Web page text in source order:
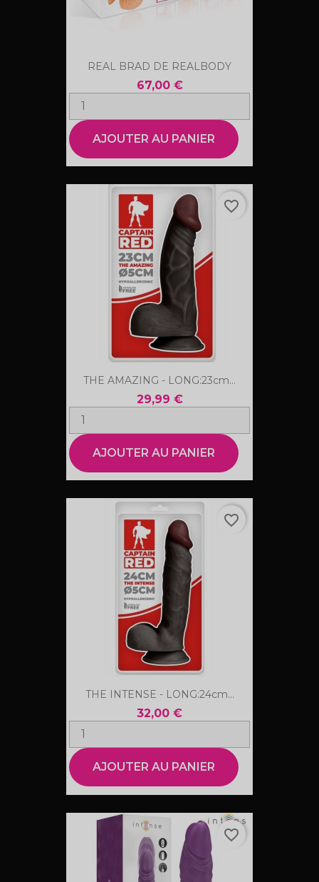
REAL BRAD DE REALBODY
67,00 €
AJOUTER AU PANIER
THE AMAZING - LONG:23cm...
29,99 €
AJOUTER AU PANIER
favorite_border
THE INTENSE - LONG:24cm...
32,00 €
AJOUTER AU PANIER
favorite_border
favorite_border